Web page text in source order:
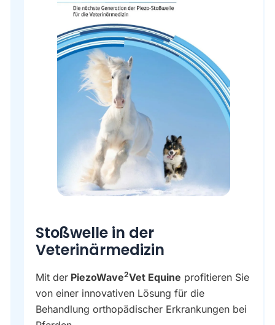
Stoßwelle in der
Veterinärmedizin
Mit der PiezoWave2Vet Equine profitieren Sie
von einer innovativen Lösung für die
Behandlung orthopädischer Erkrankungen bei